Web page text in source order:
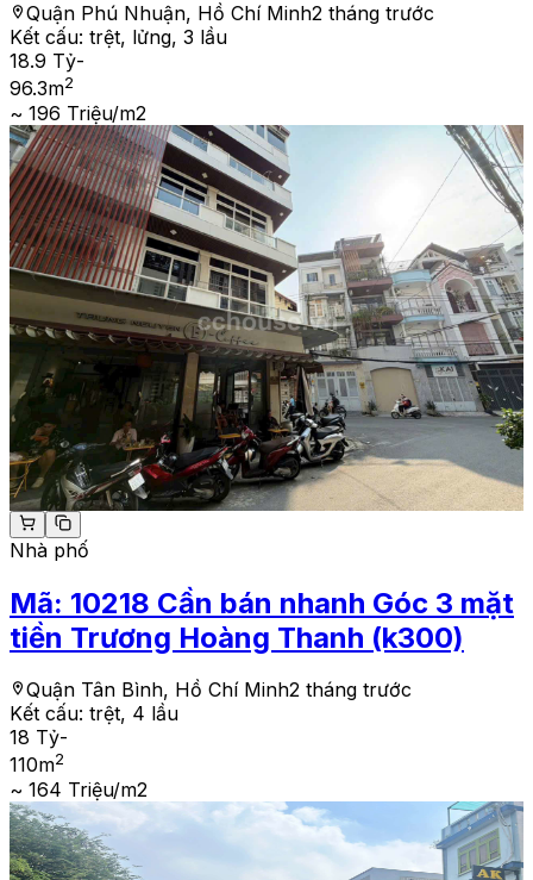
Quận Phú Nhuận, Hồ Chí Minh2 tháng trước
Kết cấu: trệt, lửng, 3 lầu
18.9 Tỷ-
96.3m2
~ 196 Triệu/m2
Nhà phố
Mã: 10218 Cần bán nhanh Góc 3 mặt
tiền Trương Hoàng Thanh (k300)
Quận Tân Bình, Hồ Chí Minh2 tháng trước
Kết cấu: trệt, 4 lầu
18 Tỷ-
110m2
~ 164 Triệu/m2